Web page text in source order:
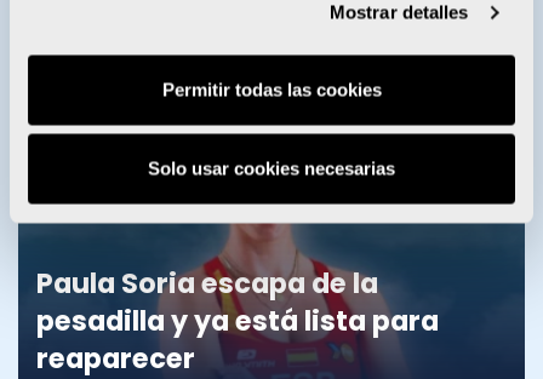
Mostrar detalles
Permitir todas las cookies
Solo usar cookies necesarias
Paula Soria escapa de la
pesadilla y ya está lista para
reaparecer